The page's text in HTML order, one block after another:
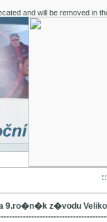
and will be removed in
9.ro�n�k z�vodu